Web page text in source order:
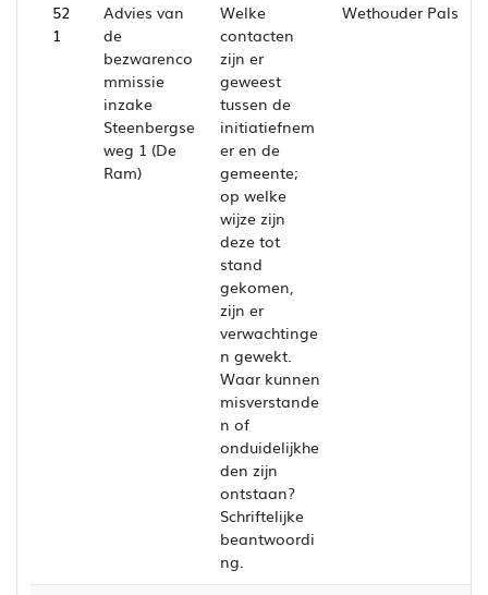
52
1
Advies van
de
bezwarenco
mmissie
inzake
Steenbergse
weg 1 (De
Ram)
Welke
contacten
zijn er
geweest
tussen de
initiatiefnem
er en de
gemeente;
op welke
wijze zijn
deze tot
stand
gekomen,
zijn er
verwachtinge
n gewekt.
Waar kunnen
misverstande
n of
onduidelijkhe
den zijn
ontstaan?
Schriftelijke
beantwoordi
ng.
Wethouder Pals